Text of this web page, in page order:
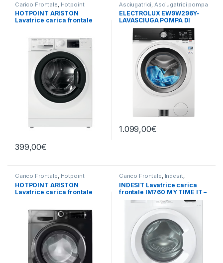
Carico Frontale Hotpoint
Ariston, Lavatrici ,Libera
Installazione
HOTPOINT ARISTON
Lavatrice carica frontale
399,00€
Asciugatrici Asciugatrici pompa
di calore ,Carico Frontale,
Electrolux,Lavasciuga,Lavatrici
Libera Installazione
ELECTROLUX EW9W296Y-
LAVASCIUGA POMPA DI
CALORE 9+6 KG
1.099,00€
Carico Frontale, Hotpoint
Ariston, Lavatrici ,Libera
Installazione
HOTPOINT ARISTON
Lavatrice carica frontale
Carico Frontale, Indesit,
Lavatrici, Libera Installazione
INDESIT Lavatrice carica
frontale IM760 MY TIME IT –
LAVATRICE 7KG 1000 GIRI